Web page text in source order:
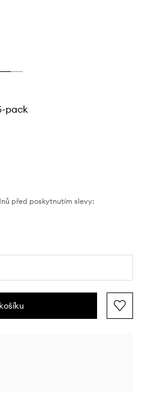
pack
před poskytnutím slevy: